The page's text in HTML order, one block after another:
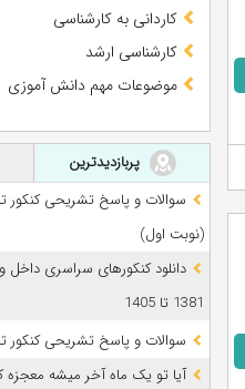
کاردانی به کارشناسی
کارشناسی ارشد
موضوعات مهم دانش آموزی
پربازدیدترین
(نوبت اول)
دانلود کنکورهای سراسری داخل
1381 تا 1405
سوالات و پاسخ تشریحی کنکور
آیا تو یک ماه آخر میشه معجزه